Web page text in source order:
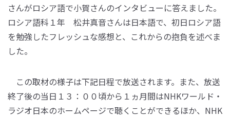
さんがロシア語で小賀さんのインタビューに答えました。
ロシア語科１年 松井真音さんは日本語で、初日ロシア語
を勉強したフレッシュな感想と、これからの抱負を述べま
した。
この取材の様子は下記日程で放送されます。また、放送
終了後の当日１３：００頃から１ヵ月間はNHKワールド・
ラジオ日本のホームページで聴くことができるほか、NHK